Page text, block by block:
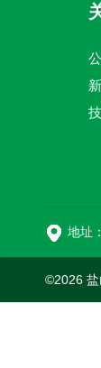
地址
©2026 盐